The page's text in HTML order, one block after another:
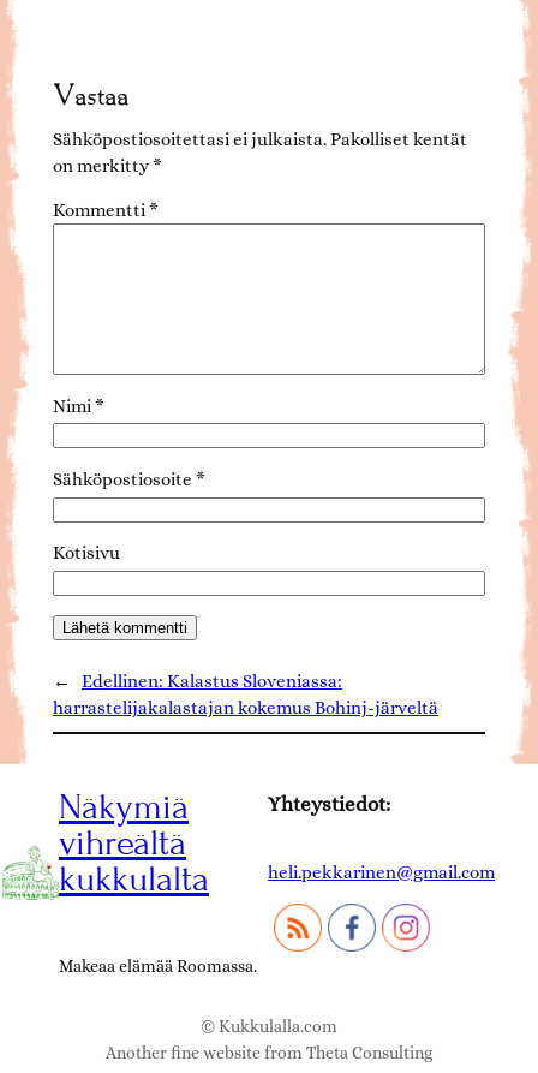
Vastaa
Sähköpostiosoitettasi ei julkaista.Pakolliset kentät
on merkitty*
Kommentti*
Nimi*
Sähköpostiosoite *
Kotisivu
← Edellinen: Kalastus Sloveniassa:
harrastelijakalastajan kokemus Bohinj-järveltä
Näkymiä
vihreältä
kukkulalta
Makeaa elämää Roomassa.
Yhteystiedot:
heli.pekkarinen@gmail.com
© Kukkulalla.com
Another fine website from Theta Consulting